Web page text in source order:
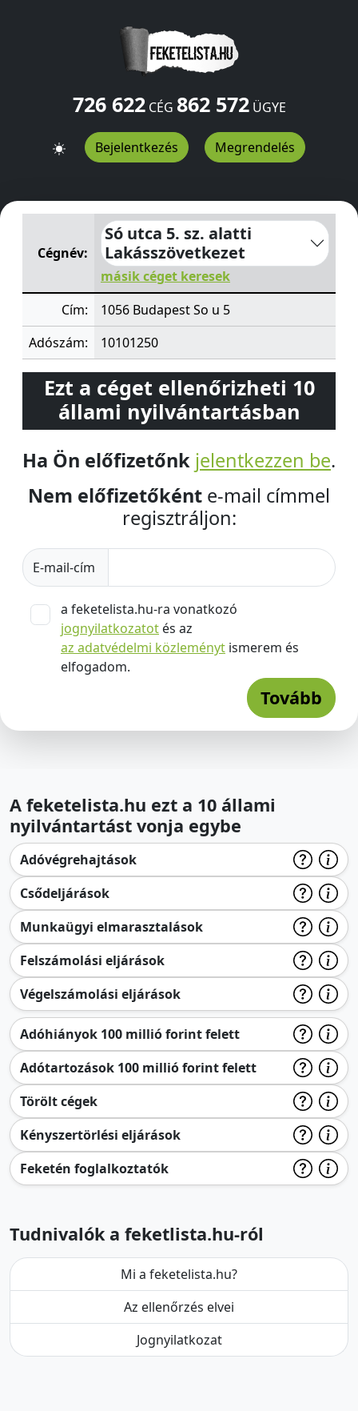
726 622CÉG 862 572ÜGYE
Bejelentkezés Megrendelés
Só utca 5. sz. alatti LakásszövetkezetSo u 5Budapest
Cégnév:
Só utca 5. sz. alatti
Lakásszövetkezet
másik céget keresek
Cím:
1056 Budapest So u 5
Adószám:
10101250
Ezt a céget ellenőrizheti 10
állami nyilvántartásban
Ha Ön előfizetőnk jelentkezzen be.
Nem előfizetőként e-mail címmel
regisztráljon:
E-mail-cím
a feketelista.hu-ra vonatkozó
jognyilatkozatot és az
az adatvédelmi közleményt ismerem és
elfogadom.
Tovább
A feketelista.hu ezt a 10 állami
nyilvántartást vonja egybe
Adóvégrehajtások
Csődeljárások
Munkaügyi elmarasztalások
Felszámolási eljárások
Végelszámolási eljárások
Adóhiányok 100 millió forint felett
Adótartozások 100 millió forint felett
Törölt cégek
Kényszertörlési eljárások
Feketén foglalkoztatók
Tudnivalók a feketlista.hu-ról
Mi a feketelista.hu?
Az ellenőrzés elvei
Jognyilatkozat